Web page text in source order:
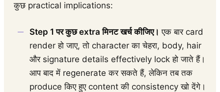
कुछ practical implications:
Step 1 पर कुछ extra मिनट खर्च कीजिए। एक बार card
render हो जाए, तो character का चेहरा, body, hair
और signature details effectively lock हो जाते हैं।
आप बाद में regenerate कर सकते हैं, लेकिन तब तक
produce किए हुए content की consistency खो देंगे।